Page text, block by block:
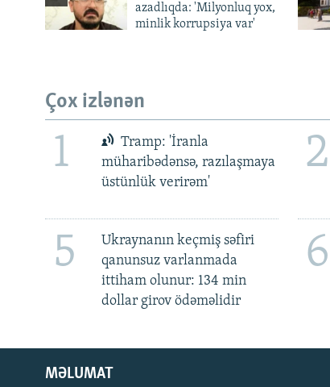
azadlıqda: 'Milyonluq yox,
minlik korrupsiya var'
Çox izlənən
1
Tramp: 'İranla
müharibədənsə, razılaşmaya
üstünlük verirəm'
2
5
Ukraynanın keçmiş səfiri
qanunsuz varlanmada
ittiham olunur: 134 min
dollar girov ödəməlidir
6
MƏLUMAT